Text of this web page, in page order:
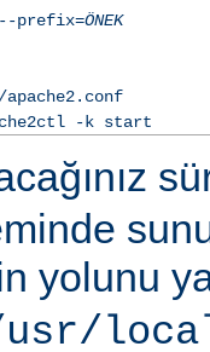
prefix=ÖNEK
-k start
yolunu